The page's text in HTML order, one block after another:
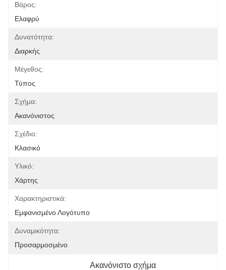
Βάρος:
Ελαφρύ
Δυνατότητα:
Διαρκής
Μέγεθος:
Τύπος
Σχήμα:
Ακανόνιστος
Σχέδιο:
Κλασικό
Υλικό:
Χάρτης
Χαρακτηριστικά:
Εμφανισμένο Λογότυπο
Δυναμικότητα:
Προσαρμοσμένο
Ακανόνιστο σχήμα